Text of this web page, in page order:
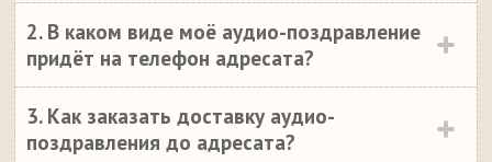
2. В каком виде моё аудио-поздравление
придёт на телефон адресата?
3. Как заказать доставку аудио-
поздравления до адресата?